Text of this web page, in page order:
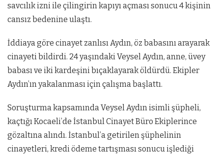
savcılık izni ile çilingirin kapıyı açması sonucu 4 kişinin
cansız bedenine ulaştı.
İddiaya göre cinayet zanlısı Aydın, öz babasını arayarak
cinayeti bildirdi. 24 yaşındaki Veysel Aydın, anne, üvey
babası ve iki kardeşini bıçaklayarak öldürdü. Ekipler
Aydın’ın yakalanması için çalışma başlattı.
Soruşturma kapsamında Veysel Aydın isimli şüpheli,
kaçtığı Kocaeli’de İstanbul Cinayet Büro Ekiplerince
gözaltına alındı. İstanbul’a getirilen şüphelinin
cinayetleri, kredi ödeme tartışması sonucu işlediği